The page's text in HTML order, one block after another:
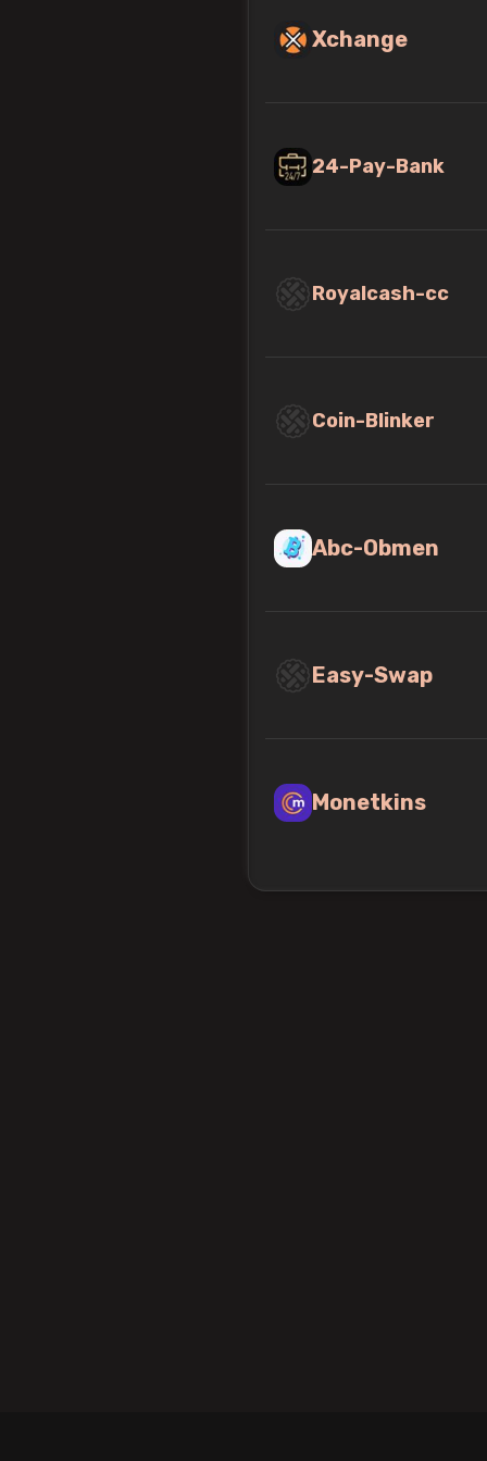
Xchange
24-Pay-Bank
Royalcash-cc
Coin-Blinker
Abc-Obmen
Easy-Swap
Monetkins